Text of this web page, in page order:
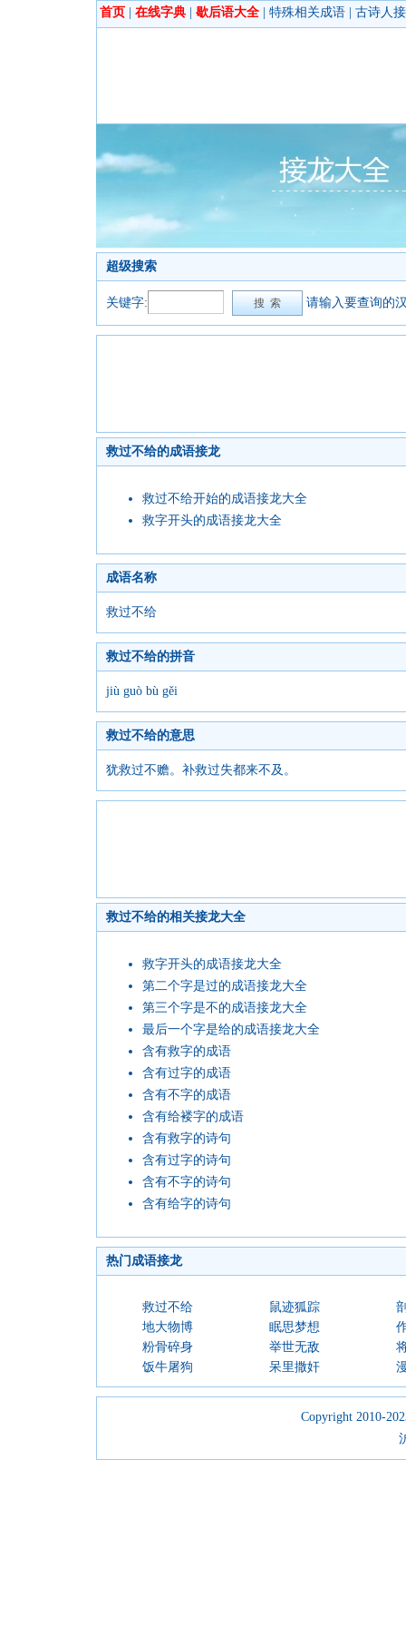
首页 在线字典 歇后语大全 特殊相关成语 古诗人
超级搜索
关键字: 请输入要查询的
救过不给的成语接龙
救过不给开始的成语接龙大全
救字开头的成语接龙大全
成语名称
救过不给
救过不给的拼音
jiù guò bù gěi
救过不给的意思
犹救过不赡。补救过失都来不及。
救过不给的相关接龙大全
救字开头的成语接龙大全
第二个字是过的成语接龙大全
第三个字是不的成语接龙大全
最后一个字是给的成语接龙大全
含有救字的成语
含有过字的成语
含有不字的成语
含有给褛字的成语
含有救字的诗句
含有过字的诗句
含有不字的诗句
含有给字的诗句
热门成语接龙
救过不给 鼠迹狐踪
地大物博
眠思梦想
粉骨碎身
举世无敌
饭牛屠狗
呆里撒奸
Copyright 2010-